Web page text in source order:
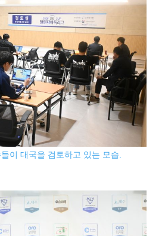
이 대국을 검토하고 있는 모습.